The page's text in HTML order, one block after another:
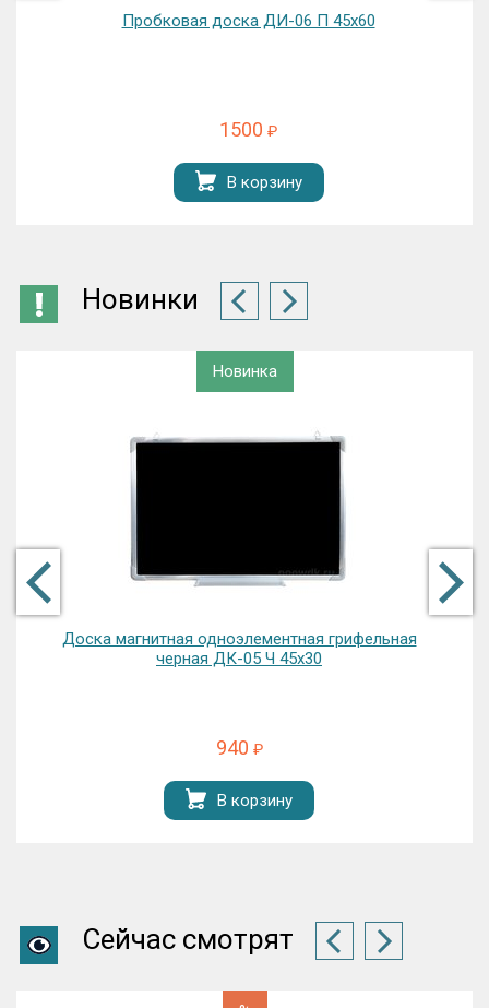
Пробковая доска ДИ-06 П 45х60
В корзину
Новинки
Новинка
Доска магнитная одноэлементная грифельная
черная ДК-05 Ч 45х30
940 ₽
В корзину
Сейчас смотрят